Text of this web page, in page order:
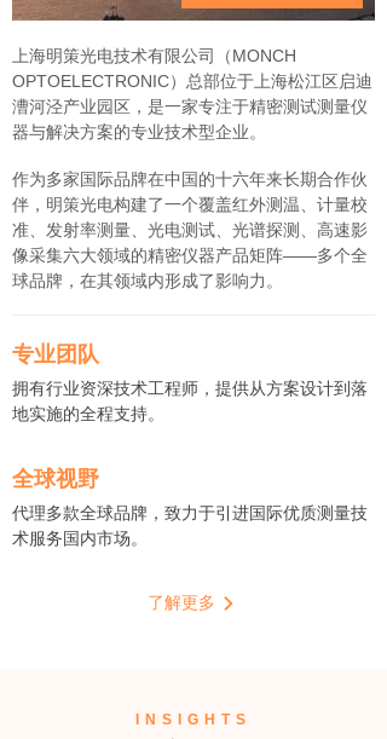
上海明策光电技术有限公司（MONCH
OPTOELECTRONIC）总部位于上海松江区启迪
漕河泾产业园区，是一家专注于精密测试测量仪
器与解决方案的专业技术型企业。
作为多家国际品牌在中国的十六年来长期合作伙
伴，明策光电构建了一个覆盖红外测温、计量校
准、发射率测量、光电测试、光谱探测、高速影
像采集六大领域的精密仪器产品矩阵——多个全
球品牌，在其领域内形成了影响力。
专业团队
拥有行业资深技术工程师，提供从方案设计到落
地实施的全程支持。
全球视野
代理多款全球品牌，致力于引进国际优质测量技
术服务国内市场。
了解更多
INSIGHTS